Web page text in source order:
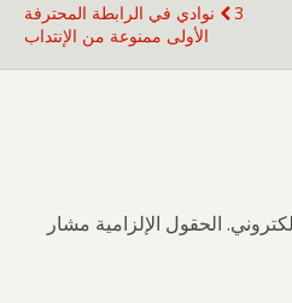
3 نوادي في الرابطة المحترفة
الأولى ممنوعة من الإنتداب
الحقول الإلزامية مشار